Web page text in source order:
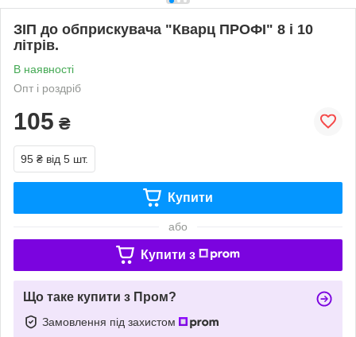
ЗІП до обприскувача "Кварц ПРОФІ" 8 і 10
літрів.
В наявності
Опт і роздріб
105 ₴
95 ₴ від 5 шт.
Купити
або
Купити з
Що таке купити з Пром?
Замовлення під захистом